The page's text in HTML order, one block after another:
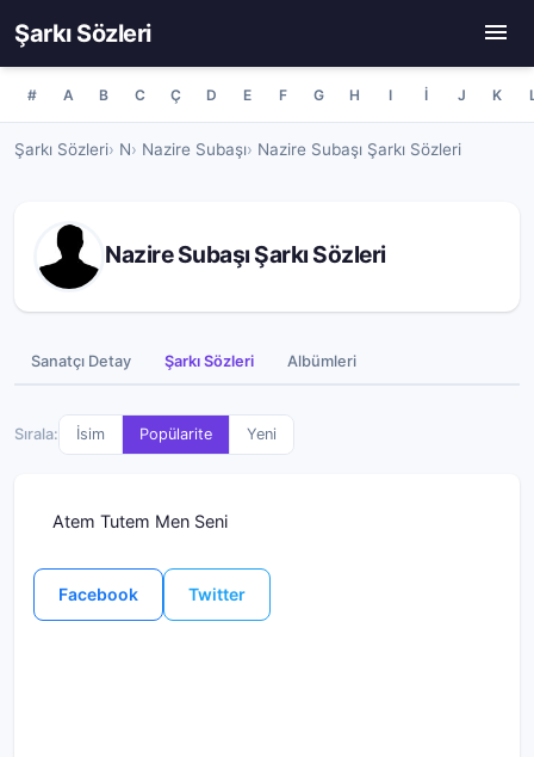
Şarkı Sözleri
# A B C Ç D E F G H I İ J K
Şarkı Sözleri N Nazire Subaşı Nazire Subaşı Şarkı Sözleri
Nazire Subaşı Şarkı Sözleri
Sanatçı Detay Şarkı Sözleri Albümleri
Sırala: İsim Popülarite Yeni
Atem Tutem Men Seni
Facebook Twitter